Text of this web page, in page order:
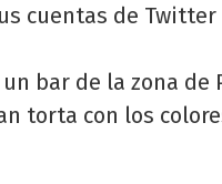
cuentas de
bar de la zona de
torta con los